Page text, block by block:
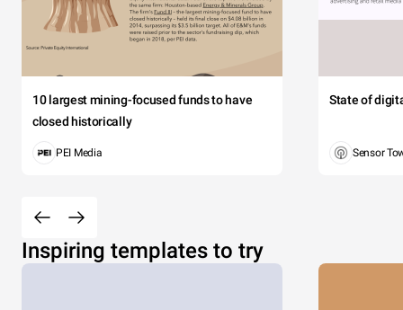
10 largest mining-focused funds to have
closed historically
PEI Media
State of
Sensor
Inspiring templates to try